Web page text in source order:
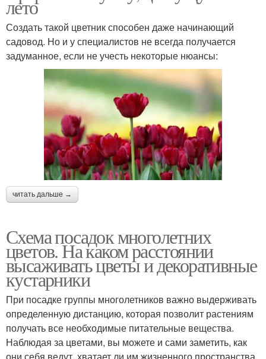
лето
Создать такой цветник способен даже начинающий
садовод. Но и у специалистов не всегда получается
задуманное, если не учесть некоторые нюансы:
читать дальше →
Схема посадок многолетних
цветов. На каком расстоянии
высаживать цветы и декоративные
кустарники
При посадке группы многолетников важно выдерживать
определенную дистанцию, которая позволит растениям
получать все необходимые питательные вещества.
Наблюдая за цветами, вы можете и сами заметить, как